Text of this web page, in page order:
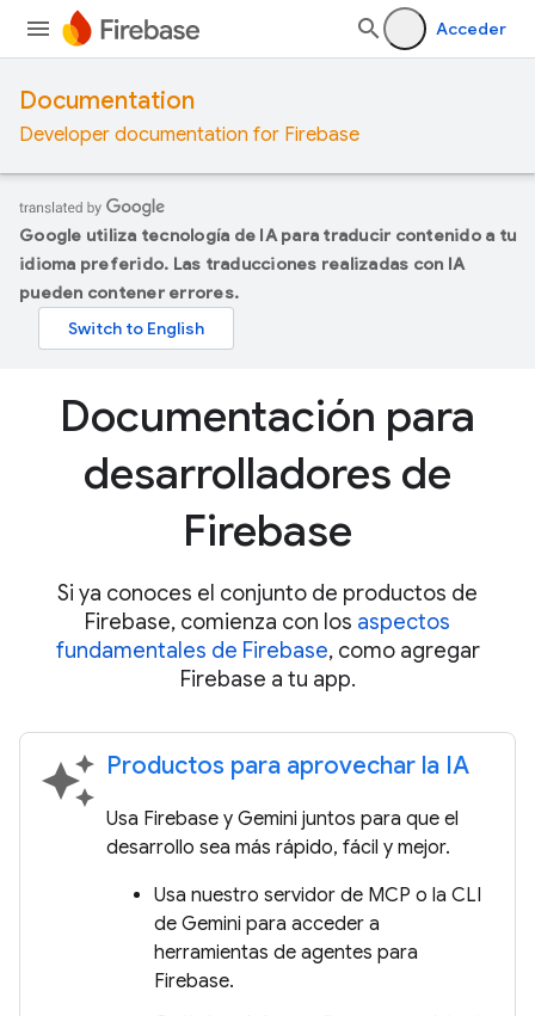
Acceder
Documentation
Developer documentation for Firebase
Google utiliza tecnología de IA para traducir contenido a tu
idioma preferido. Las traducciones realizadas con IA
pueden contener errores.
Documentación para
desarrolladores de
Firebase
Si ya conoces el conjunto de productos de
Firebase, comienza con los aspectos
fundamentales de Firebase, como agregar
Firebase a tu app.
auto_awesome Productos para aprovechar la IA
Usa Firebase y Gemini juntos para que el
desarrollo sea más rápido, fácil y mejor.
Usa nuestro servidor de MCP o la CLI
de Gemini para acceder a
herramientas de agentes para
Firebase.